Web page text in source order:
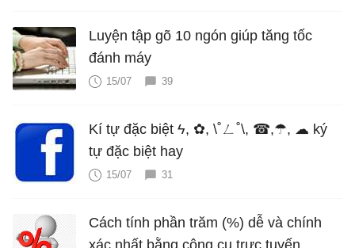
Luyện tập gõ 10 ngón giúp tăng tốc
đánh máy
15/07 39
Kí tự đặc biệt ϟ, ✿, \˚ㄥ˚\, ☎,☂, ☁ ký
tự đặc biệt hay
15/07 31
Cách tính phần trăm (%) dễ và chính
xác nhất bằng công cụ trực tuyến